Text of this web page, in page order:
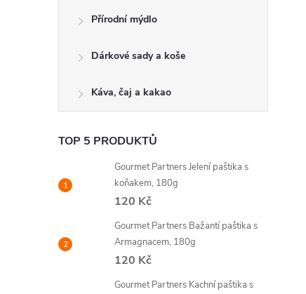
Přírodní mýdlo
Dárkové sady a koše
Káva, čaj a kakao
TOP 5 PRODUKTŮ
Gourmet Partners Jelení paštika s
koňakem, 180g
120 Kč
Gourmet Partners Bažantí paštika s
Armagnacem, 180g
120 Kč
Gourmet Partners Kachní paštika s